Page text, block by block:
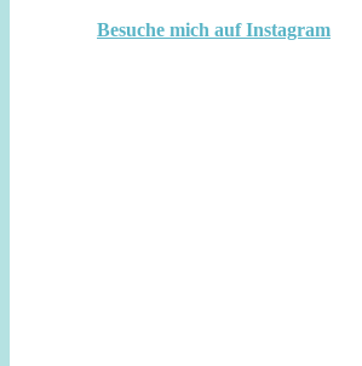
Besuche mich auf Instagram